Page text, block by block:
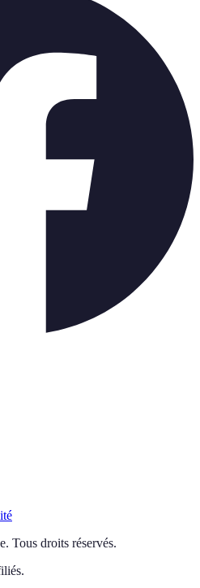
. Tous droits réservés.